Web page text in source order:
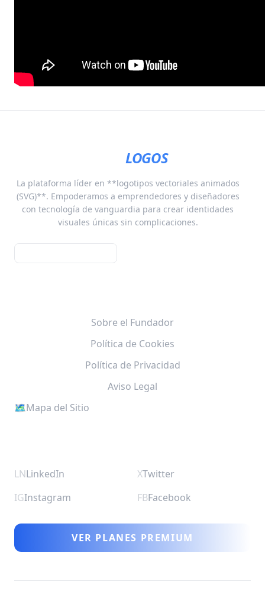
LOGOS.COM
La plataforma líder en **logotipos vectoriales animados
(SVG)**. Empoderamos a emprendedores y diseñadores
con tecnología de vanguardia para crear identidades
visuales únicas sin complicaciones.
Sobre el Fundador
Política de Cookies
Política de Privacidad
Aviso Legal
🗺️Mapa del Sitio
LNLinkedIn XTwitter
IGInstagram FBFacebook
VER PLANES PREMIUM